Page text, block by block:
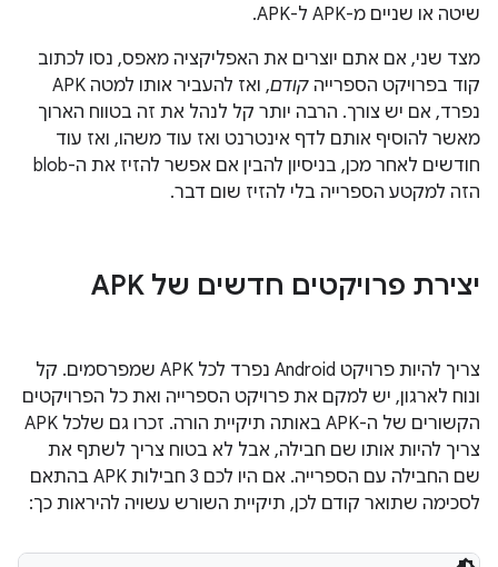
שיטה או שניים מ-APK ל-APK.
מצד שני, אם אתם יוצרים את האפליקציה מאפס, נסו לכתוב
קוד בפרויקט הספרייה קודם
, ואז להעביר אותו למטה APK
נפרד, אם יש צורך. הרבה יותר קל לנהל את זה בטווח הארוך
מאשר להוסיף אותם לדף אינטרנט ואז עוד משהו, ואז עוד
חודשים לאחר מכן, בניסיון להבין אם אפשר להזיז את ה-blob
הזה למקטע הספרייה בלי להזיז שום דבר.
יצירת פרויקטים חדשים של APK
צריך להיות פרויקט Android נפרד לכל APK שמפרסמים. קל
ונוח לארגון, יש למקם את פרויקט הספרייה ואת כל הפרויקטים
הקשורים של ה-APK באותה תיקיית הורה. זכרו גם שלכל APK
צריך להיות אותו שם חבילה, אבל לא בטוח צריך לשתף את
שם החבילה עם הספרייה. אם היו לכם 3 חבילות APK בהתאם
לסכימה שתואר קודם לכן, תיקיית השורש עשויה להיראות כך: